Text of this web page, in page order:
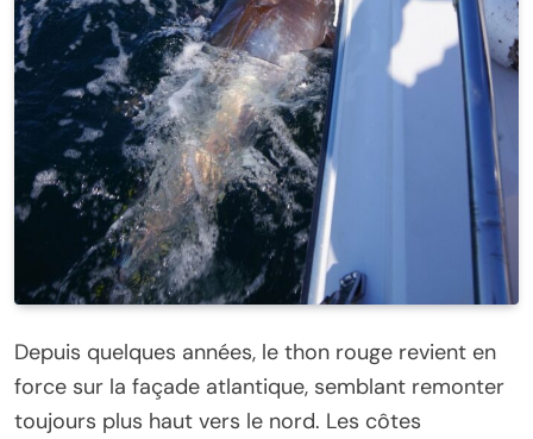
Depuis quelques années, le thon rouge revient en
force sur la façade atlantique, semblant remonter
toujours plus haut vers le nord. Les côtes